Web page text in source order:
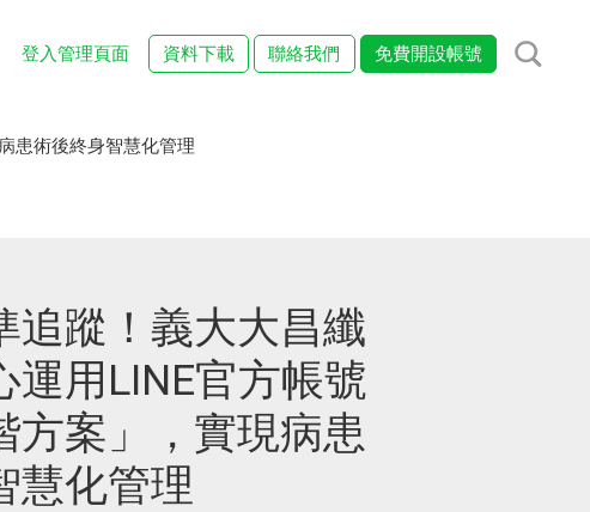
登入管理頁面 資料下載 聯絡我們 免費開設帳號
患術後終身智慧化管理
追蹤！義大大昌纖
運用LINE官方帳號
方案」，實現病患
慧化管理